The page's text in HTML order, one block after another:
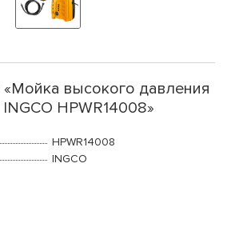
«Мойка высокого давления
HPWR14008»
HPWR14008
INGCO